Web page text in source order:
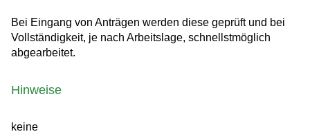
Bei Eingang von Anträgen werden diese geprüft und bei
Vollständigkeit, je nach Arbeitslage, schnellstmöglich
abgearbeitet.
Hinweise
keine